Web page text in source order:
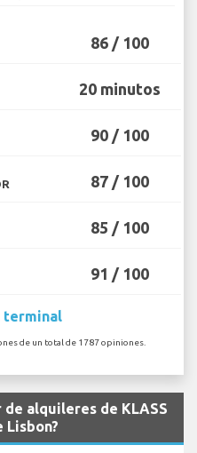
86 / 100
20 minutos
90 / 100
87 / 100
85 / 100
91 / 100
terminal
de un total de 1787 opiniones.
alquileres de KLASS
Lisbon?